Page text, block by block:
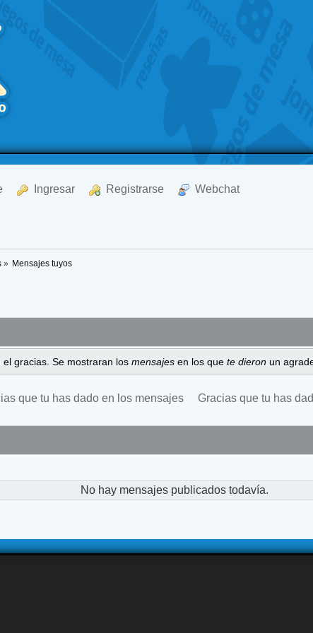
Ingresar Registrarse Webchat
» Mensajes tuyos
gracias. Se mostraran los mensajes en los que te dieron un
que tu has dado en los mensajes Gracias que tu has
No hay mensajes publicados todavía.